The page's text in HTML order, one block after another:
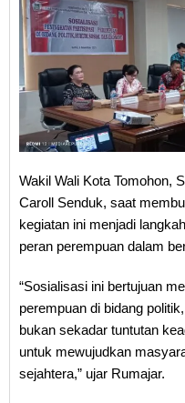
Wakil Wali Kota Tomohon,
Caroll Senduk, saat
kegiatan ini menjadi
peran perempuan dalam
“Sosialisasi ini bertujuan
perempuan di bidang
bukan sekadar tuntutan
untuk mewujudkan
sejahtera,” ujar Rumajar.